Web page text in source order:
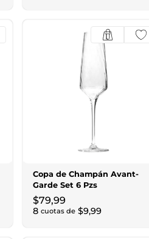
Copa de Champán Avant-
Garde Set 6 Pzs
$79,99
8 cuotas de $9,99